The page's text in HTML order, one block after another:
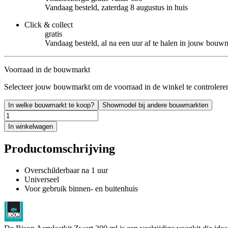
Vandaag besteld, zaterdag 8 augustus in huis
Click & collect
gratis
Vandaag besteld, al na een uur af te halen in jouw
Voorraad in de bouwmarkt
Selecteer jouw bouwmarkt om de voorraad in de winkel te
In welke bouwmarkt te koop? Showmodel bij andere bouwmarkten
In winkelwagen
Productomschrijving
Overschilderbaar na 1 uur
Universeel
Voor gebruik binnen- en buitenhuis